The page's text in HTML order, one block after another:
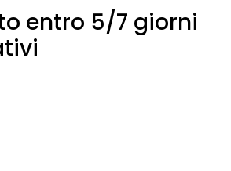
entro 5/7 giorni